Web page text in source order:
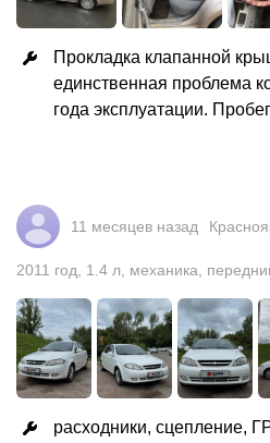
Прокладка клапанной
единственная проблема
года эксплуатации.
11 месяцев назад
2011 год 1.4 л механика
расходники, сцепление,